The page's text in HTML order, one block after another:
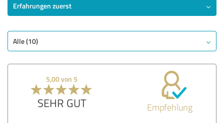
Erfahrungen zuerst
Alle (10)
5,00 von 5
SEHR GUT Empfehlung